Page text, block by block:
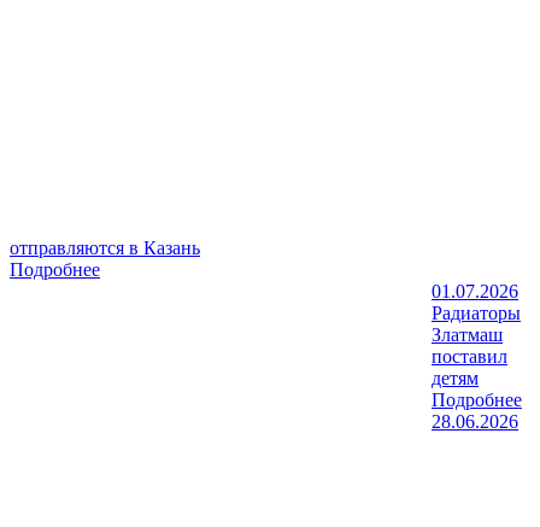
отправляются в Казань
Подробнее
01.07.2026
Радиаторы
Златмаш
поставил
детям
Подробнее
28.06.2026